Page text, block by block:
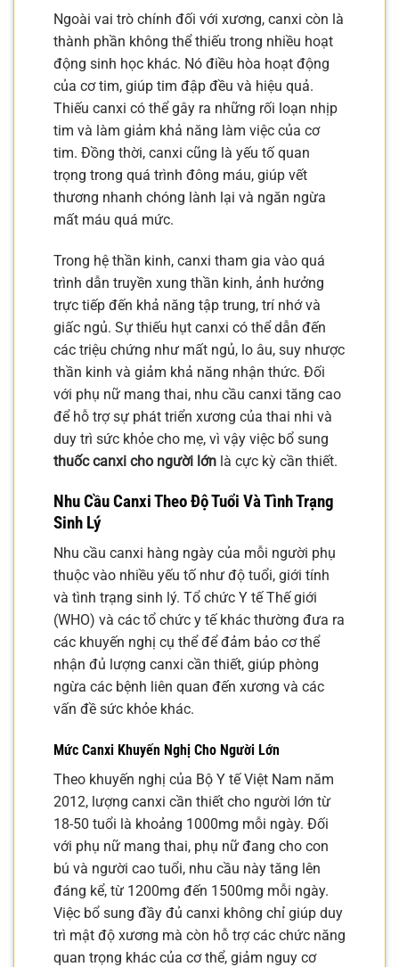
Ngoài vai trò chính đối với xương, canxi còn là
thành phần không thể thiếu trong nhiều hoạt
động sinh học khác. Nó điều hòa hoạt động
của cơ tim, giúp tim đập đều và hiệu quả.
Thiếu canxi có thể gây ra những rối loạn nhịp
tim và làm giảm khả năng làm việc của cơ
tim. Đồng thời, canxi cũng là yếu tố quan
trọng trong quá trình đông máu, giúp vết
thương nhanh chóng lành lại và ngăn ngừa
mất máu quá mức.
Trong hệ thần kinh, canxi tham gia vào quá
trình dẫn truyền xung thần kinh, ảnh hưởng
trực tiếp đến khả năng tập trung, trí nhớ và
giấc ngủ. Sự thiếu hụt canxi có thể dẫn đến
các triệu chứng như mất ngủ, lo âu, suy nhược
thần kinh và giảm khả năng nhận thức. Đối
với phụ nữ mang thai, nhu cầu canxi tăng cao
để hỗ trợ sự phát triển xương của thai nhi và
duy trì sức khỏe cho mẹ, vì vậy việc bổ sung
thuốc canxi cho người lớn là cực kỳ cần thiết.
Nhu Cầu Canxi Theo Độ Tuổi Và Tình Trạng
Sinh Lý
Nhu cầu canxi hàng ngày của mỗi người phụ
thuộc vào nhiều yếu tố như độ tuổi, giới tính
và tình trạng sinh lý. Tổ chức Y tế Thế giới
(WHO) và các tổ chức y tế khác thường đưa ra
các khuyến nghị cụ thể để đảm bảo cơ thể
nhận đủ lượng canxi cần thiết, giúp phòng
ngừa các bệnh liên quan đến xương và các
vấn đề sức khỏe khác.
Mức Canxi Khuyến Nghị Cho Người Lớn
Theo khuyến nghị của Bộ Y tế Việt Nam năm
2012, lượng canxi cần thiết cho người lớn từ
18-50 tuổi là khoảng 1000mg mỗi ngày. Đối
với phụ nữ mang thai, phụ nữ đang cho con
bú và người cao tuổi, nhu cầu này tăng lên
đáng kể, từ 1200mg đến 1500mg mỗi ngày.
Việc bổ sung đầy đủ canxi không chỉ giúp duy
trì mật độ xương mà còn hỗ trợ các chức năng
quan trọng khác của cơ thể, giảm nguy cơ